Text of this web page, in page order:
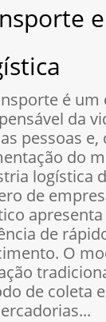
e
é um
da
pessoas e,
do
logística
de
de
O
de coleta